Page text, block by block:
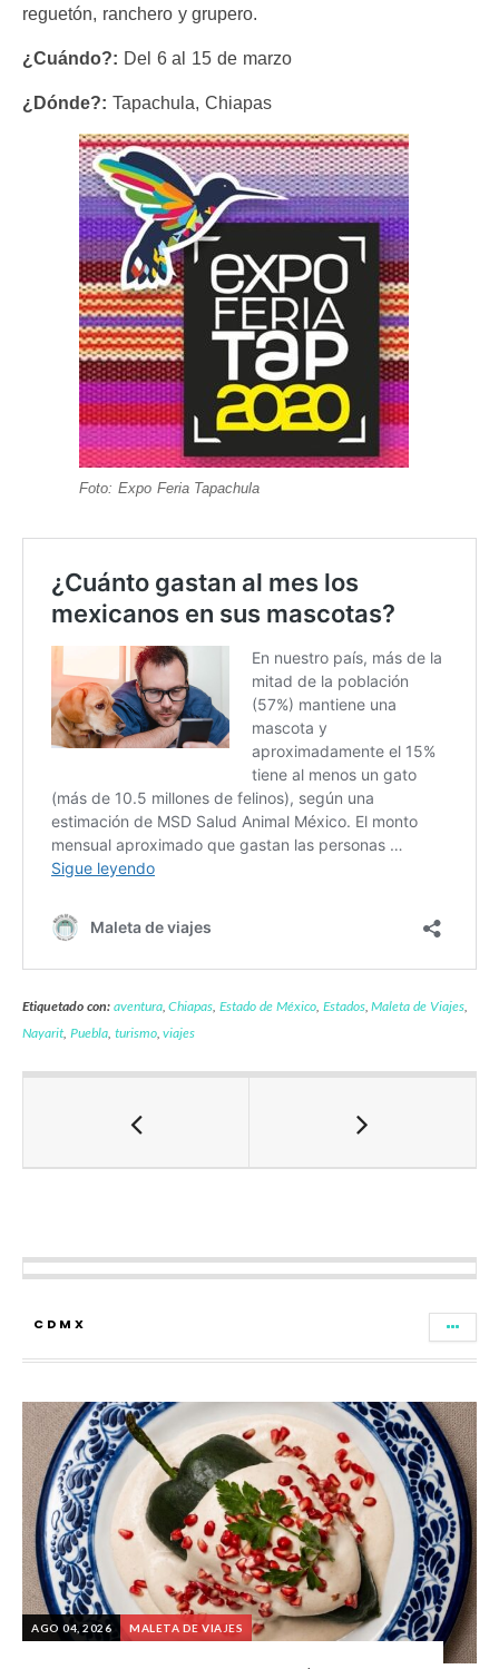
reguetón, ranchero y grupero.
¿Cuándo?: Del 6 al 15 de marzo
¿Dónde?: Tapachula, Chiapas
Foto: Expo Feria Tapachula
Etiquetado con: aventura,Chiapas,Estado de México, Estados,Maleta de Viajes,
Nayarit, Puebla, turismo,viajes
CDMX
AGO 04, 2026 MALETA DE VIAJES